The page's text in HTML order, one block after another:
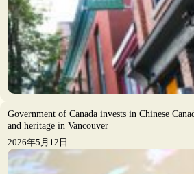
Government of Canada invests in Chinese
and heritage in Vancouver
2026年5月12日